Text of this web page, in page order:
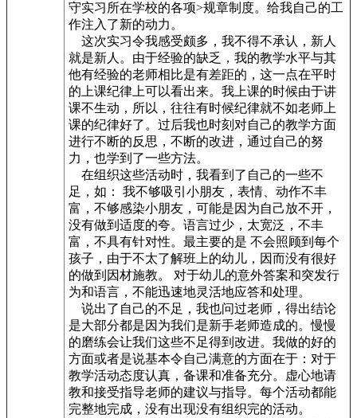
守实习所在学校的各项>规章制度。给我自己的工
作注入了新的动力。
这次实习令我感受颇多，我不得不承认，新人
就是新人。由于经验的缺乏，我的教学水平与其
他有经验的老师相比是有差距的，这一点在平时
的上课纪律上可以看出来。我上课的时候由于讲
课不生动，所以，往往有时候纪律就不如老师上
课的纪律好了。过后我也时刻对自己的教学方面
进行不断的反思，不断的改进，通过自己的努
力，也学到了一些方法。
在组织这些活动时，我看到了自己的一些不
足，如： 我不够吸引小朋友，表情、动作不丰
富，不够感染小朋友，可能是因为自己放不开，
没有做到适度的夸。语言过少，太宽泛，不丰
富，不具有针对性。最主要的是 不会照顾到每个
孩子，由于不太了解班上的幼儿，因而没有很好
的做到因材施教。 对于幼儿的意外答案和突发行
为和语言，不能迅速地灵活地应答和处理。
说出了自己的不足，我也问过老师，得出结论
是大部分都是因为我们是新手老师造成的。慢慢
的磨练会让我们这些不足得到改进。我做的好的
方面或者是说基本令自己满意的方面在于：对于
教学活动态度认真，备课和准备充分。虚心地请
教和接受指导老师的建议与指导。每个活动都能
完整地完成，没有出现没有组织完的活动。